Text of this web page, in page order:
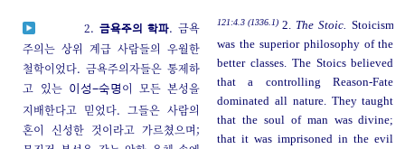
2. 금욕주의 학파. 금욕
주의는 상위 계급 사람들의 우월한
철학이었다. 금욕주의자들은 통제하
고 있는
이성-숙명 이 모든 본성을
지배한다고 믿었다. 그들은 사람의
혼이 신성한 것이라고 가르쳤으며;
121:4.3 (1336.1) 2. The Stoic. Stoicism
was the superior philosophy of the
better classes. The Stoics believed
that a controlling Reason-Fate
dominated all nature. They taught
that the soul of man was divine;
that it was imprisoned in the evil